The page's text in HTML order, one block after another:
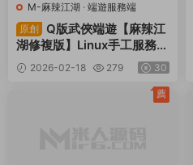
M-麻辣江湖 · 端遊服務端
原創
Q版武俠端遊【麻辣江
湖修複版】Linux手工服務端
+PC客戶端+網頁注冊+GM
後台+視頻架設教程
2026-02-18 279 30
薦